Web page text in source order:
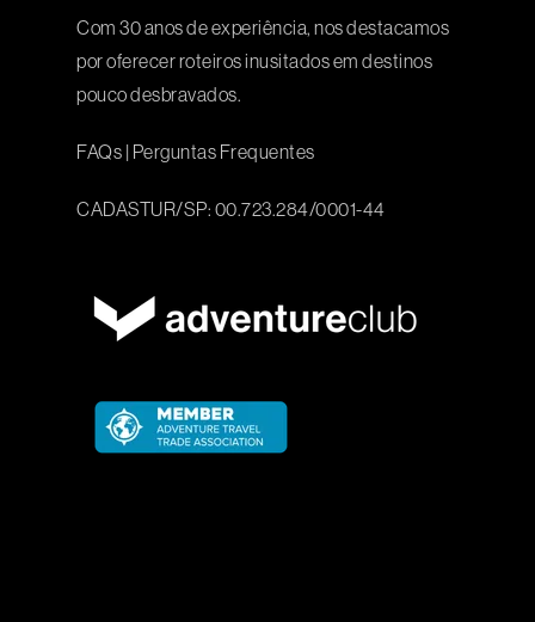
Com 30 anos de experiência, nos destacamos
por oferecer roteiros inusitados em destinos
pouco desbravados.
FAQs | Perguntas Frequentes
CADASTUR/SP: 00.723.284/0001-44